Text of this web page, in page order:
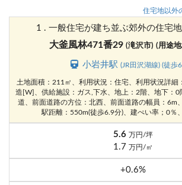
住宅地以外
1 . 一般住宅が建ち並ぶ郊外の住宅
大釜風林471番29 (滝沢市) (用途
小岩井駅(JR田沢湖線) (徒歩
土地面積：211㎡、利用状況：住宅、利用状況詳細
造[W]、供給施設：ガス,下水、地上：2階、地下：0
道、前面道路の方位：北西、前面道路の幅員：6m
駅距離：550m(徒歩6.9分)、建ぺい率；0％
5.6 万円/坪
1.7 万円/㎡
+0.6%